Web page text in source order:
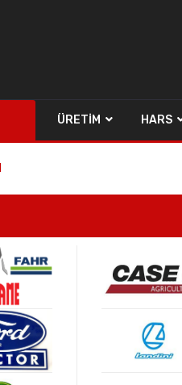
ÜRETIM HARS